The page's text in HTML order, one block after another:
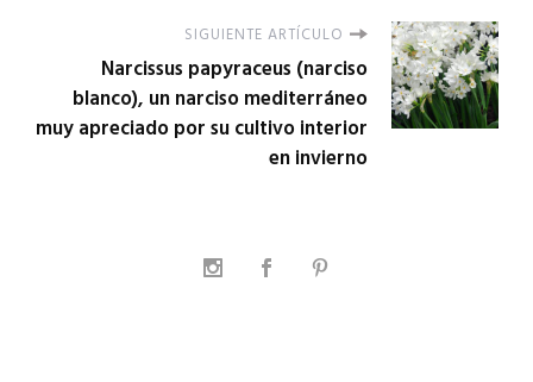
SIGUIENTE ARTÍCULO
Narcissus papyraceus (narciso
blanco), un narciso mediterráneo
muy apreciado por su cultivo interior
en invierno